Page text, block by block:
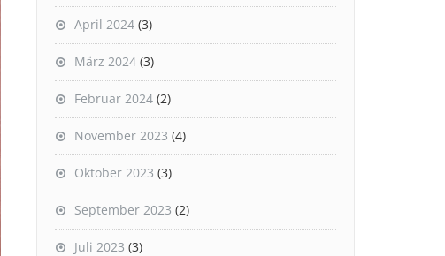
April 2024 (3)
März 2024 (3)
Februar 2024 (2)
November 2023 (4)
Oktober 2023 (3)
September 2023 (2)
Juli 2023 (3)